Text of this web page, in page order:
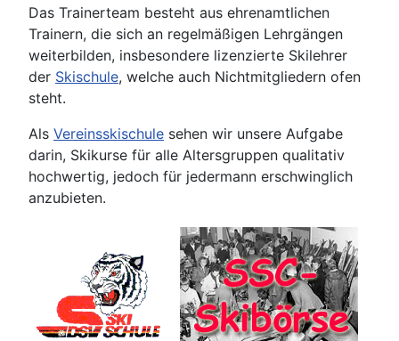
Das Trainerteam besteht aus ehrenamtlichen
Trainern, die sich an regelmäßigen Lehrgängen
weiterbilden, insbesondere lizenzierte Skilehrer
der Skischule, welche auch Nichtmitgliedern ofen
steht.
Als Vereinsskischule sehen wir unsere Aufgabe
darin, Skikurse für alle Altersgruppen qualitativ
hochwertig, jedoch für jedermann erschwinglich
anzubieten.